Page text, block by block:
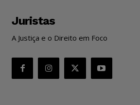
Juristas
A Justiça e o Direito em Foco